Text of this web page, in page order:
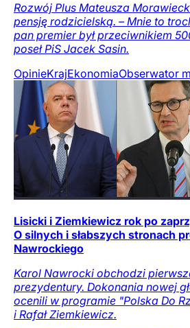
Rozwój Plus Mateusza
pensję rodzicielską. – Mnie to
pan premier był przeciwnikiem
poseł PiS Jacek Sasin.
OpinieKrajEkonomiaObserwator
Lisicki i Ziemkiewicz rok po
O silnych i słabszych stronach
Nawrockiego
Karol Nawrocki obchodzi
prezydentury. Dokonania nowej
ocenili w programie "Polska Do
i Rafał Ziemkiewicz.